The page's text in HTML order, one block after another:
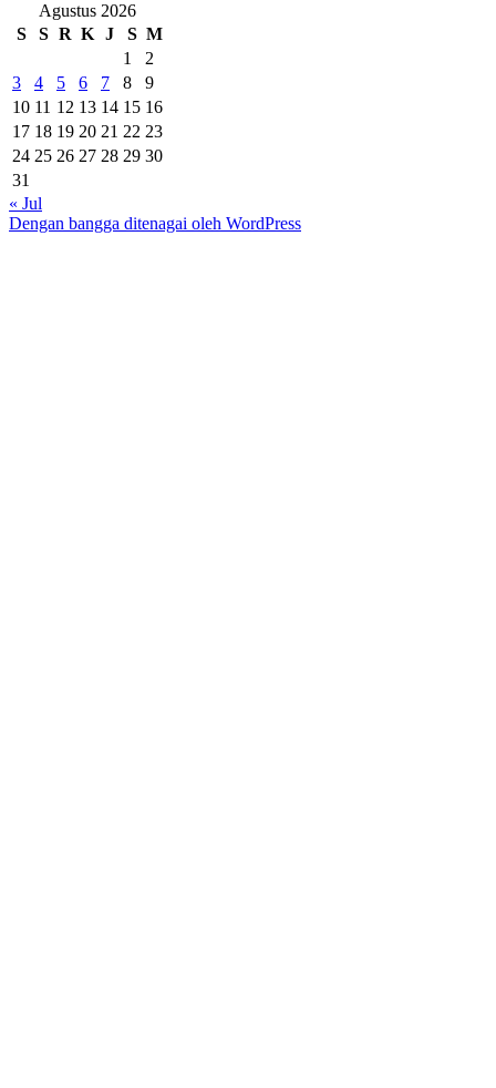
Agustus 2026
S
S R K J S M
1
2
3
4 5 6 7 8
9
10 11 12 13 14 15 16
17 18 19 20 21 22 23
24 25 26 27 28 29 30
31
« Jul
Dengan bangga ditenagai oleh WordPress